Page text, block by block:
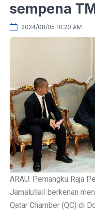
sempena
2024/08/05 10:20 AM
ARAU: Pemangku Raja
Jamalullail berkenan
Qatar Chamber (QC) di